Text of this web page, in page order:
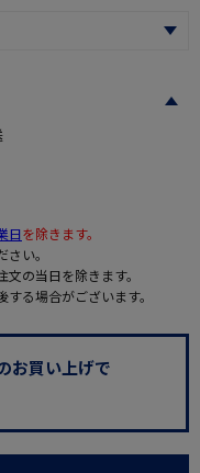
日を除きます。
い。
の当日を除きます。
る場合がございます。
お買い上げで